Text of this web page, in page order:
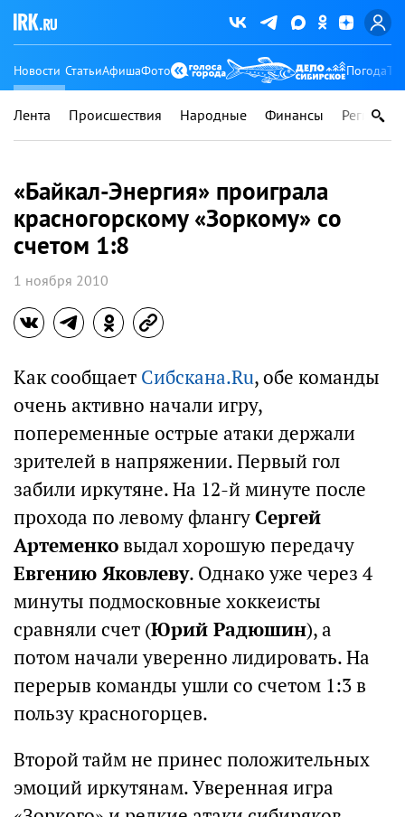
Новости СтатьиАфишаФото Погода
Лента Происшествия Народные Финансы Регионы
«Байкал-Энергия» проиграла
красногорскому «Зоркому» со
счетом 1:8
1 ноября 2010
Как сообщает Сибскана.Ru, обе команды
очень активно начали игру,
попеременные острые атаки держали
зрителей в напряжении. Первый гол
забили иркутяне. На 12-й минуте после
прохода по левому флангуСергей
Артеменковыдал хорошую передачу
Евгению Яковлеву. Однако уже через 4
минуты подмосковные хоккеисты
сравняли счет (Юрий Радюшин), а
потом начали уверенно лидировать. На
перерыв команды ушли со счетом 1:3 в
пользу красногорцев.
Второй тайм не принес положительных
эмоций иркутянам. Уверенная игра